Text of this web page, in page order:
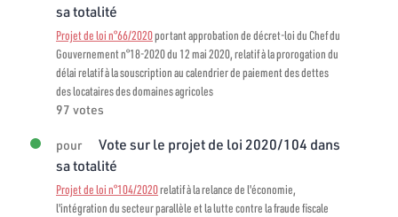
sa totalité
Projet de loi n°66/2020portant approbation de décret-loi du Chef du
Gouvernement n°18-2020 du 12 mai 2020, relatif à la prorogation du
délai relatif à la souscription au calendrier de paiement des dettes
des locataires des domaines agricoles
97 votes
pour
Vote sur le projet de loi 2020/104 dans
sa totalité
Projet de loi n°104/2020relatif à la relance de l'économie,
l'intégration du secteur parallèle et la lutte contre la fraude fiscale